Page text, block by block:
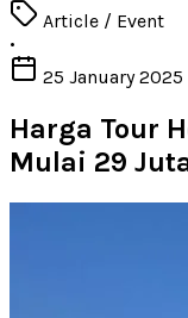
Article / Event
•
25 January 2025
Harga Tour
Mulai 29